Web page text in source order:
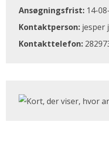
Ansøgningsfrist: 14-
Kontaktperson: jesper
Kontakttelefon:
Klik for at åbne Google